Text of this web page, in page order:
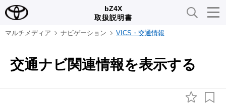
bZ4X
取扱説明書
マルチメディア ナビゲーション VICS・交通情報
交通ナビ関連情報を表示する